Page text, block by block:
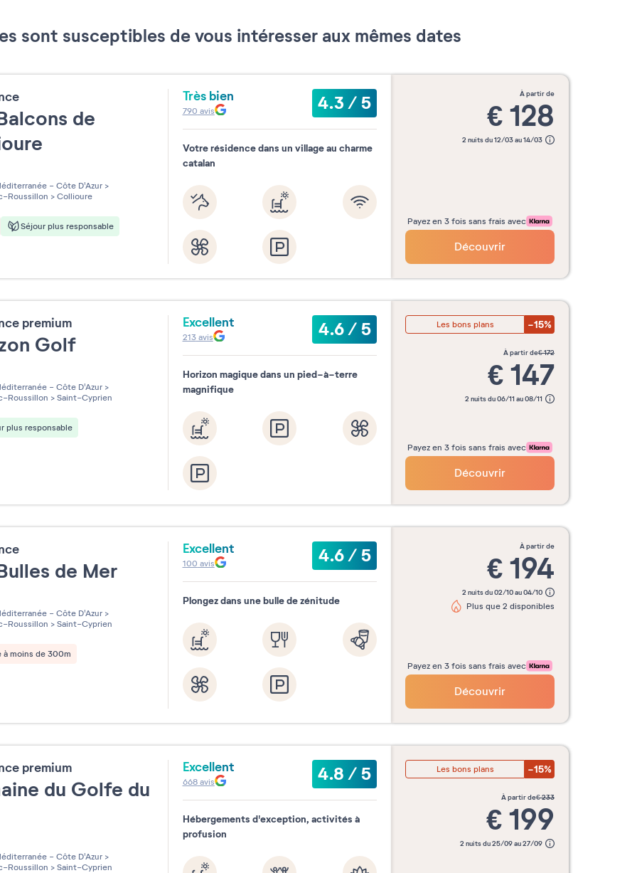
sont susceptibles de vous intéresser aux mêmes dates
de
sur 5 - Côte D'Azur >
Roussillon > Collioure
Séjour plus responsable
Très bien 4.3/5
790 avis
Votre résidence dans un village au charme
catalan
à partir de
€128
2 nuits du 12/03 au 14/03
Payez en 3 fois sans frais avec
Découvrir
premium
Golf
sur 5 - Côte D'Azur >
Roussillon > Saint-Cyprien
plus responsable
Excellent 4.6/5
213avis
Horizon magique dans un pied-à-terre
magnifique
Les bons plans -15%
à partir de€172
€147
2 nuits du 06/11 au 08/11
Payez en 3 fois sans frais avec
Découvrir
de Mer
sur 5 - Côte D'Azur >
Roussillon > Saint-Cyprien
à moins de 300m
Excellent 4.6/5
100 avis
Plongez dans une bulle de zénitude
à partir de
€194
2 nuits du 02/10 au 04/10
Plus que 2 disponibles
Payez en 3 fois sans frais avec
Découvrir
premium
du Golfe du
sur 5 - Côte D'Azur >
Roussillon > Saint-Cyprien
Excellent 4.8/5
668avis
Hébergements d'exception, activités à
profusion
Les bons plans -15%
à partir de€233
€199
2 nuits du 25/09 au 27/09